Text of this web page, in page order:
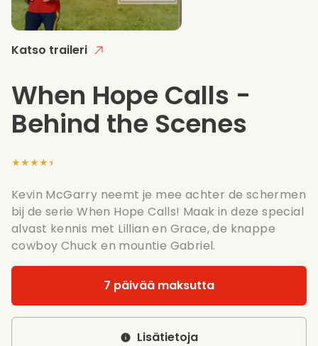
Katso traileri
When Hope Calls -
Behind the Scenes
★★★★★
Kevin McGarry neemt je mee achter de schermen
bij de serie When Hope Calls! Maak in deze special
alvast kennis met Lillian en Grace, de knappe
cowboy Chuck en mountie Gabriel.
7 päivää maksutta
Lisätietoja